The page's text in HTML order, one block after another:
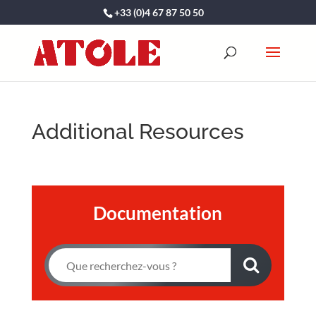
+33 (0)4 67 87 50 50
Additional Resources
Documentation